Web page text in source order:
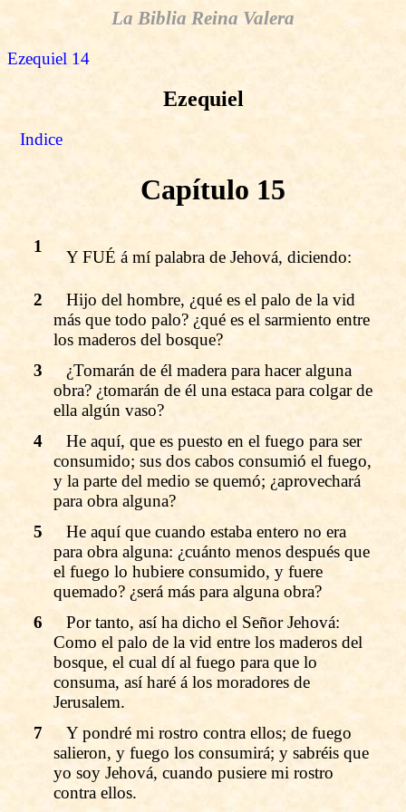
La Biblia Reina Valera
Ezequiel 14
Ezequiel
Indice
Capítulo 15
1
Y FUÉ á mí palabra de Jehová, diciendo:
2
Hijo del hombre, ¿qué es el palo de la vid
más que todo palo? ¿qué es el sarmiento entre
los maderos del bosque?
3
¿Tomarán de él madera para hacer alguna
obra? ¿tomarán de él una estaca para colgar de
ella algún vaso?
4
He aquí, que es puesto en el fuego para ser
consumido; sus dos cabos consumió el fuego,
y la parte del medio se quemó; ¿aprovechará
para obra alguna?
5
He aquí que cuando estaba entero no era
para obra alguna: ¿cuánto menos después que
el fuego lo hubiere consumido, y fuere
quemado? ¿será más para alguna obra?
6
Por tanto, así ha dicho el Señor Jehová:
Como el palo de la vid entre los maderos del
bosque, el cual dí al fuego para que lo
consuma, así haré á los moradores de
Jerusalem.
7
Y pondré mi rostro contra ellos; de fuego
salieron, y fuego los consumirá; y sabréis que
yo soy Jehová, cuando pusiere mi rostro
contra ellos.